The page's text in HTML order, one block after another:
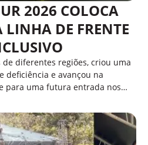
2026 COLOCA
DE FRENTE
diferentes regiões, criou uma
deficiência e avançou na
para uma futura entrada nos…